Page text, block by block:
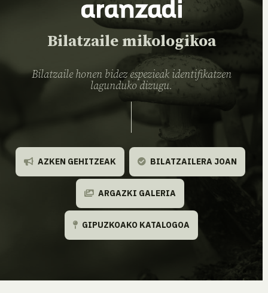
Bilatzaile mikologikoa
Bilatzaile honen bidez espezieak identifikatzen
lagunduko dizugu.
AZKEN GEHITZEAK BILATZAILERA JOAN
ARGAZKI GALERIA
GIPUZKOAKO KATALOGOA